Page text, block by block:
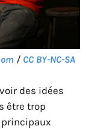
/ CC BY-NC-SA
des idées
être trop
principaux